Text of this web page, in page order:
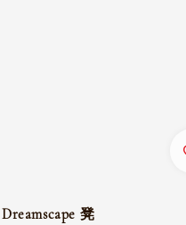
Dreamscape 凳